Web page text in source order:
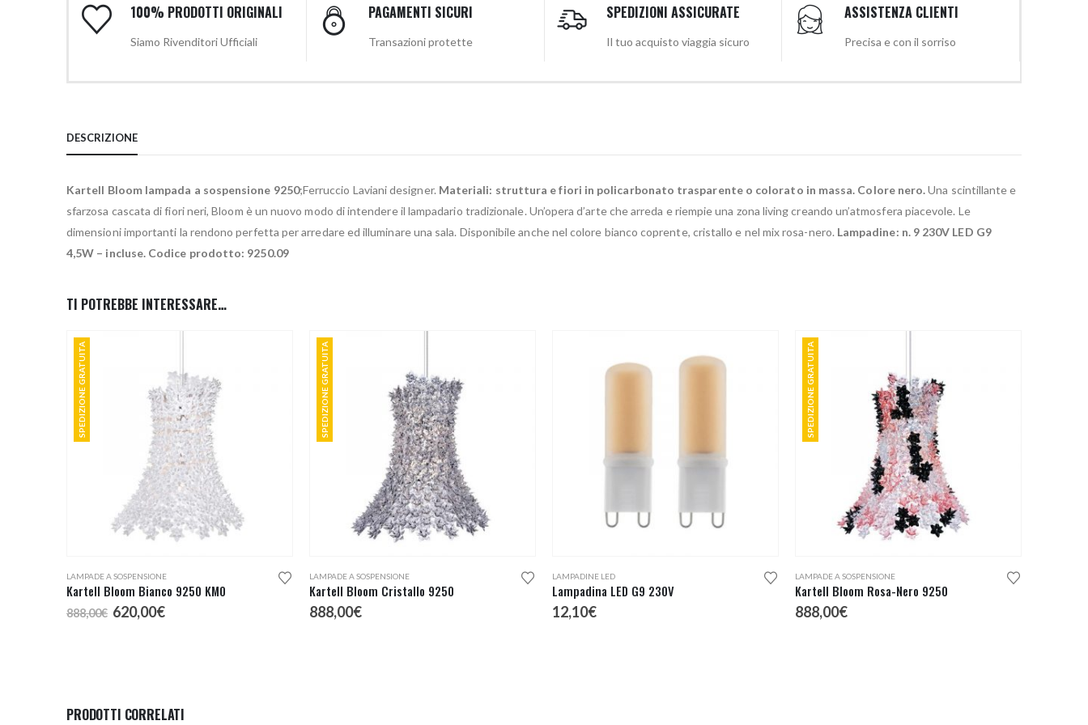
100% PRODOTTI ORIGINALI
Siamo Rivenditori Ufficiali
PAGAMENTI SICURI
Transazioni protette
SPEDIZIONI ASSICURATE
Il tuo acquisto viaggia sicuro
ASSISTENZA CLIENTI
Precisa e con il sorriso
DESCRIZIONE
Kartell Bloom lampada a sospensione 9250;Ferruccio Laviani designer. Materiali: struttura e fiori in policarbonato trasparente o colorato in massa. Colore nero.Una scintillante e
sfarzosa cascata di fiori neri, Bloom è un nuovo modo di intendere il lampadario tradizionale. Un’opera d’arte che arreda e riempie una zona living creando un’atmosfera piacevole. Le
dimensioni importanti la rendono perfetta per arredare ed illuminare una sala. Disponibile anche nel colore bianco coprente, cristallo e nel mix rosa-nero. Lampadine: n. 9 230V LED G9
4,5W – incluse. Codice prodotto: 9250.09
TI POTREBBE INTERESSARE…
SPEDIZIONE GRATUITA
LAMPADE A SOSPENSIONE
Kartell Bloom Bianco 9250 KM0
888,00€ Il
prezzo
620,00€Il
SPEDIZIONE GRATUITA
LAMPADE A SOSPENSIONE
Kartell Bloom Cristallo 9250
888,00€
LAMPADINE LED
Lampadina LED G9 230V
12,10€
SPEDIZIONE GRATUITA
LAMPADE A SOSPENSIONE
Kartell Bloom Rosa-Nero 9250
888,00€
PRODOTTI CORRELATI